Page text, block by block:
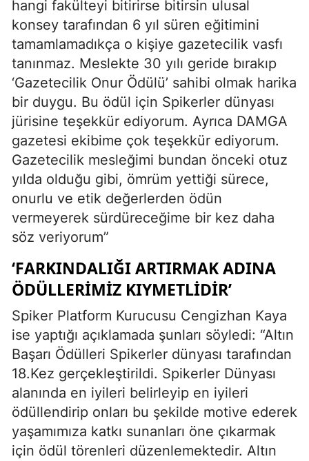
hangi fakülteyi bitirirse bitirsin ulusal
konsey tarafından 6 yıl süren eğitimini
tamamlamadıkça o kişiye gazetecilik vasfı
tanınmaz. Meslekte 30 yılı geride bırakıp
‘Gazetecilik Onur Ödülü’ sahibi olmak harika
bir duygu. Bu ödül için Spikerler dünyası
jürisine teşekkür ediyorum. Ayrıca DAMGA
gazetesi ekibime çok teşekkür ediyorum.
Gazetecilik mesleğimi bundan önceki otuz
yılda olduğu gibi, ömrüm yettiği sürece,
onurlu ve etik değerlerden ödün
vermeyerek sürdüreceğime bir kez daha
söz veriyorum”
‘FARKINDALIĞI ARTIRMAK ADINA
ÖDÜLLERIMIZ KIYMETLIDIR’
Spiker Platform Kurucusu Cengizhan Kaya
ise yaptığı açıklamada şunları söyledi: “Altın
Başarı Ödülleri Spikerler dünyası tarafından
18.Kez gerçekleştirildi. Spikerler Dünyası
alanında en iyileri belirleyip en iyileri
ödüllendirip onları bu şekilde motive ederek
yaşamımıza katkı sunanları öne çıkarmak
için ödül törenleri düzenlemektedir. Altın